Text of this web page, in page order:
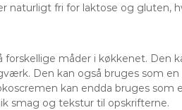
naturligt fri for laktose og gluten,
forskellige måder i køkkenet. Den
Den kan også bruges som
kan endda bruges som
smag og tekstur til opskrifterne.